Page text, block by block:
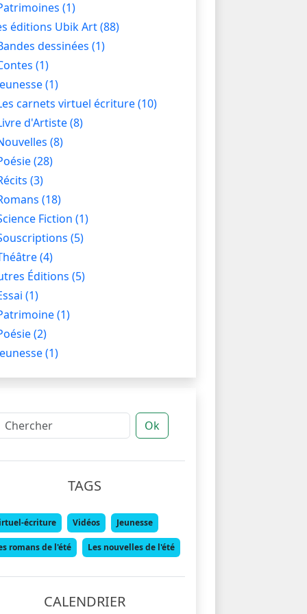
(1)
éditions Ubik Art(88)
dessinées (1)
(1)
(1)
carnets virtuel écriture(10)
d'Artiste(8)
(8)
(28)
(3)
(18)
Fiction (1)
(5)
(4)
Éditions (5)
(1)
(1)
(2)
(1)
Ok
TAGS
écriture Vidéos Jeunesse
romans de l'été Les nouvelles de l'été
CALENDRIER